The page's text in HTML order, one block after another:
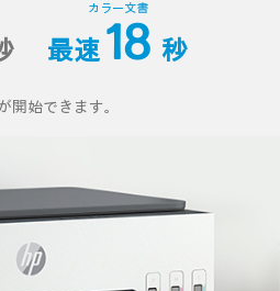
カラー文書
最速 18 秒
開始できます。